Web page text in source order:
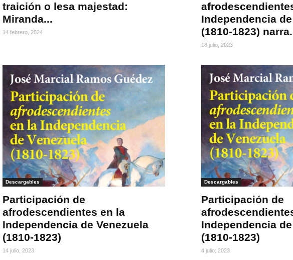
traición o lesa majestad:
Miranda...
14 febrero, 2024
Independencia
(1810-1823)
18 julio, 2023
Descargables
Participación de
afrodescendientes en la
Independencia de Venezuela
(1810-1823)
14 julio, 2023
Descargables
Participación de
Independencia
(1810-1823)
4 julio, 2023